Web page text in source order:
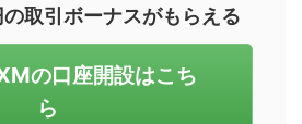
取引ボーナスがもらえる
の口座開設はこち
ら